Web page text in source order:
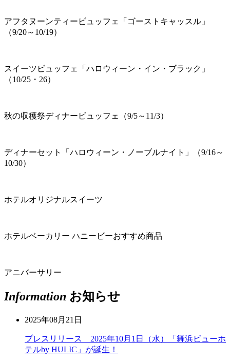
アフタヌーンティービュッフェ「ゴーストキャッスル」
（9/20～10/19）
スイーツビュッフェ「ハロウィーン・イン・ブラック」
（10/25・26）
秋の収穫祭ディナービュッフェ（9/5～11/3）
ディナーセット「ハロウィーン・ノーブルナイト」（9/16～
10/30）
ホテルオリジナルスイーツ
ホテルベーカリー ハニービーおすすめ商品
アニバーサリー
Information お知らせ
2025年08月21日
プレスリリース 2025年10月1日（水）「舞浜ビューホ
テルby HULIC」が誕生！